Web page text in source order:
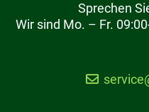
Sprechen
Wir sind Mo. – Fr.